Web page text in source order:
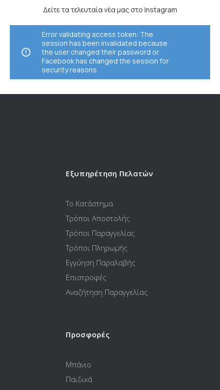
Δείτε τα τελευταία νέα μας στο Instagram
Error validating access token: The
session has been invalidated because
the user changed their password or
Facebook has changed the session for
security reasons.
Εξυπηρέτηση Πελατών
Το Κατάστημα
Τρόποι Αποστολής
Τρόποι Παραγγελίας
Τρόποι Πληρωμής
Εγγύηση Παραλαβής
Επιστροφές
Αναζήτηση Παραγγελίας
Προσφορές
Μπάνιο
Παιδικά